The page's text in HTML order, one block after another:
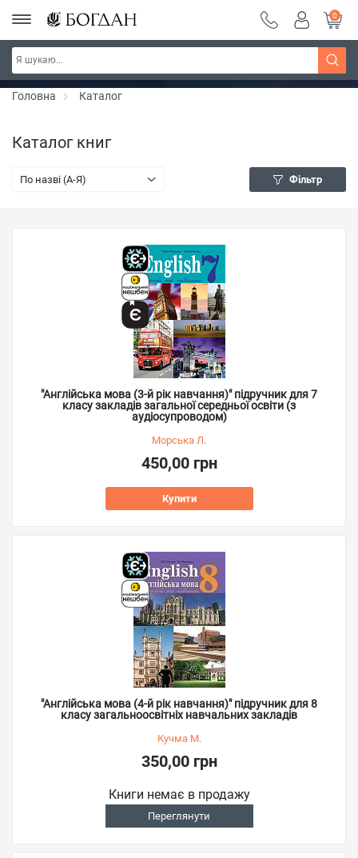
РОЗПРОДАЖ ~ 150 грн ~ 200 грн ~ 250 грн ~
300 грн ~ РОЗПРОДАЖ
Дізнатись більше
0
Головна Каталог
Каталог книг
По назві (A-Я) Фільтр
"Англійська мова (3-й рік навчання)" підручник для 7
класу закладів загальної середньої освіти (з
аудіосупроводом)
Морська Л.
450,00 грн
Купити
"Англійська мова (4-й рік навчання)" підручник для 8
класу загальноосвітніх навчальних закладів
Кучма М.
350,00 грн
Книги немає в продажу
Переглянути